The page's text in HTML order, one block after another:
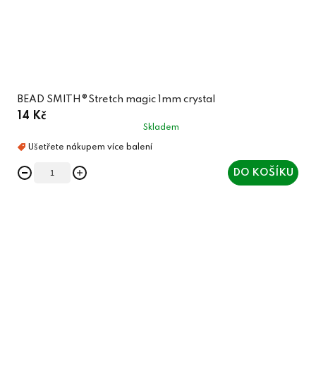
BEAD SMITH®Stretch magic 1mm crystal
14 Kč
Skladem
DO KOŠÍKU